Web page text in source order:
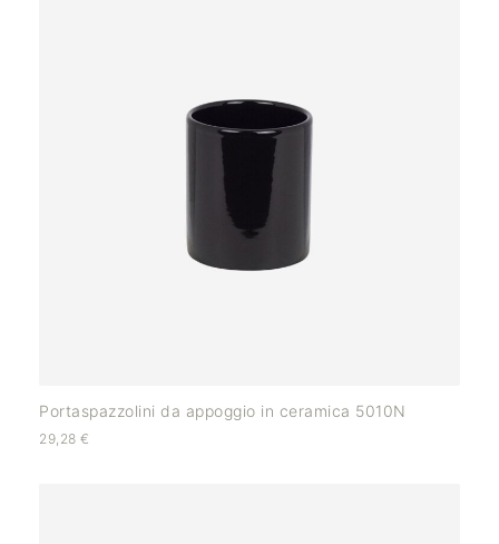
Portaspazzolini da appoggio in ceramica 5010N
29,28 €